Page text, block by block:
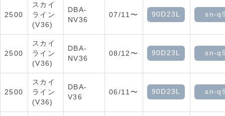
2500
スカイ
ライン
(V36)
DBA-
NV36
07/11〜 90D23L sn-
2500
スカイ
ライン
(V36)
DBA-
NV36
08/12〜 90D23L sn-
2500
スカイ
ライン
(V36)
DBA-
V36
06/11〜 90D23L sn-